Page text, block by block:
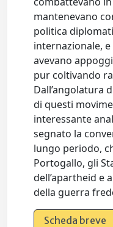
mantenevano
politica
internazionale,
avevano
pur coltivando
Dall’angolatura
di questi
interessante
segnato la
lungo periodo,
Portogallo, gli
dell’apartheid e
della guerra
Scheda breve